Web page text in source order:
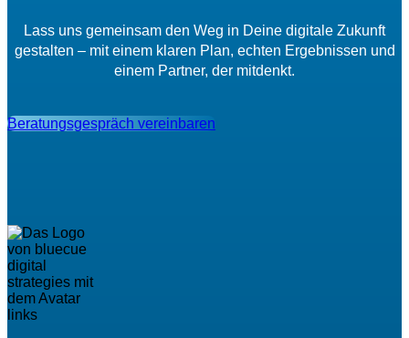
Lass uns gemeinsam den Weg in Deine digitale Zukunft
gestalten – mit einem klaren Plan, echten Ergebnissen und
einem Partner, der mitdenkt.
Beratungsgespräch vereinbaren